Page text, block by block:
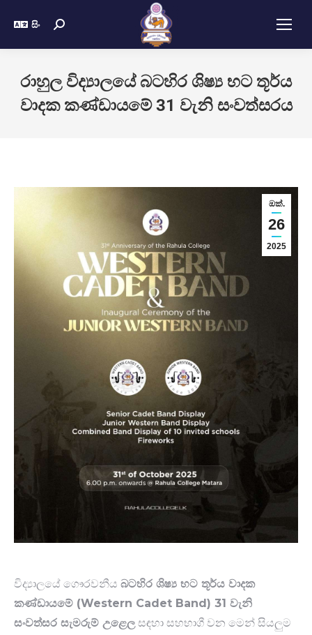
සිං
රාහුල විද්‍යාලයේ බටහිර ශිෂ්‍ය භට තූර්ය
වාදක කණ්ඩායමේ 31 වැනි සංවත්සරය
ඔක්.
26
2025
විද්‍යාලයේ ගෞරවනීය බටහිර ශිෂ්‍ය භට තූර්ය වාදක
කණ්ඩායමේ (Western Cadet Band) 31 වැනි
සංවත්සර සැමරුම් උළෙලසඳහා සහභාගී වන මෙන් සියලුම